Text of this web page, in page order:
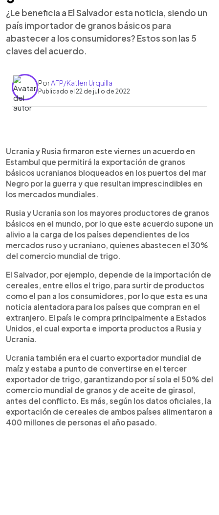
¿Le beneficia a El Salvador esta noticia, siendo un
país importador de granos básicos para
abastecer a los consumidores? Estos son las 5
claves del acuerdo.
PorAFP/Katlen Urquilla
Publicado el 22 de julio de 2022
► Escuchar artículo
Ucrania y Rusia firmaron este viernes un acuerdo en
Estambul que permitirá la exportación de granos
básicos ucranianos bloqueados en los puertos del mar
Negro por la guerra y que resultan imprescindibles en
los mercados mundiales.
Rusia y Ucrania son los mayores productores de granos
básicos en el mundo, por lo que este acuerdo supone un
alivio a la carga de los países dependientes de los
mercados ruso y ucraniano, quienes abastecen el 30%
del comercio mundial de trigo.
El Salvador, por ejemplo, depende de la importación de
cereales, entre ellos el trigo, para surtir de productos
como el pan a los consumidores, por lo que esta es una
noticia alentadora para los países que compran en el
extranjero. El país le compra principalmente a Estados
Unidos, el cual exporta e importa productos a Rusia y
Ucrania.
Ucrania también era el cuarto exportador mundial de
maíz y estaba a punto de convertirse en el tercer
exportador de trigo, garantizando por sí sola el 50% del
comercio mundial de granos y de aceite de girasol,
antes del conflicto. Es más, según los datos oficiales, la
exportación de cereales de ambos países alimentaron a
400 millones de personas el año pasado.